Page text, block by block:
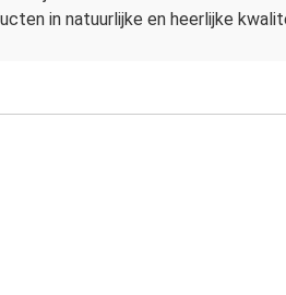
in natuurlijke en heerlijke